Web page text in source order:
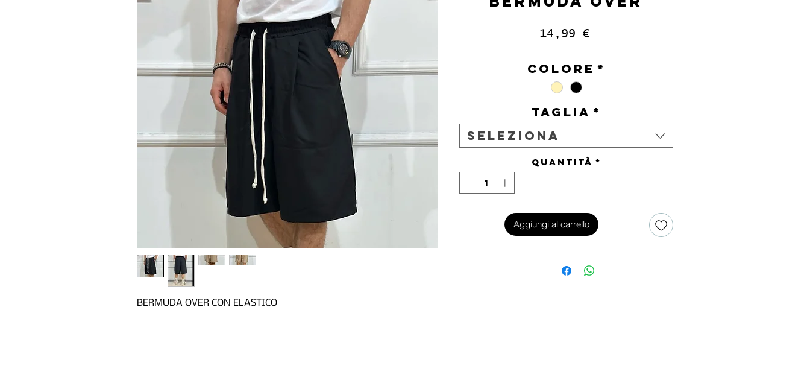
BERMUDA OVER CON ELASTICO
14,99 €
Colore *
Taglia *
Seleziona
Quantità *
Aggiungi al carrello